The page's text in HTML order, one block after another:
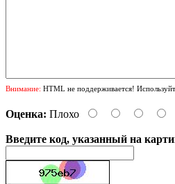
Внимание: HTML не поддерживается!
Оценка: Плохо
Введите код, указанный на